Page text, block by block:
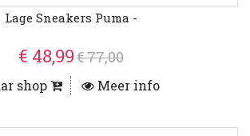
Lage Sneakers Puma -
€ 48,99€ 77,00
shop Meer info